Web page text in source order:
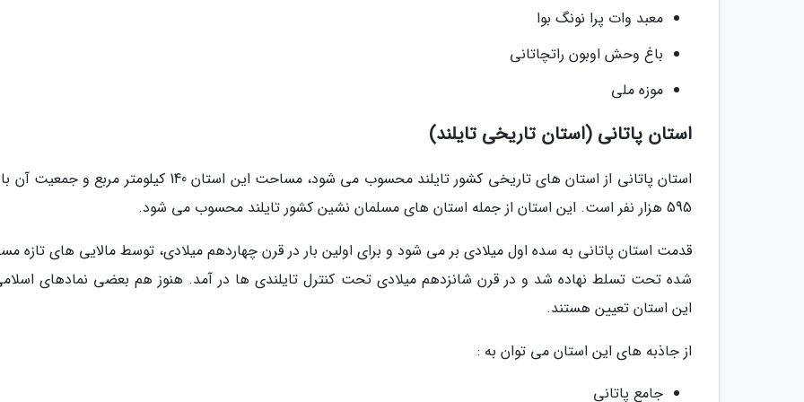
معبد وات پرا نونگ بوا
باغ وحش اوبون راتچاتانی
موزه ملی
استان پاتانی (استان تاریخی تایلند)
استان پاتانی از استان های تاریخی کشور تایلند محسوب می شود، مساحت این استان 140 کیلومتر مربع و
595 هزار نفر است. این استان از جمله استان های مسلمان نشین کشور تایلند محسوب می شود.
قدمت استان پاتانی به سده اول میلادی بر می شود و برای اولین بار در قرن چهاردهم میلادی، توسط مالایی های تازه
شده تحت تسلط نهاده شد و در قرن شانزدهم میلادی تحت کنترل تایلندی ها در آمد. هنوز هم بعضی نمادهای
این استان تعیین هستند.
از جاذبه های این استان می توان به :
جامع پاتانی